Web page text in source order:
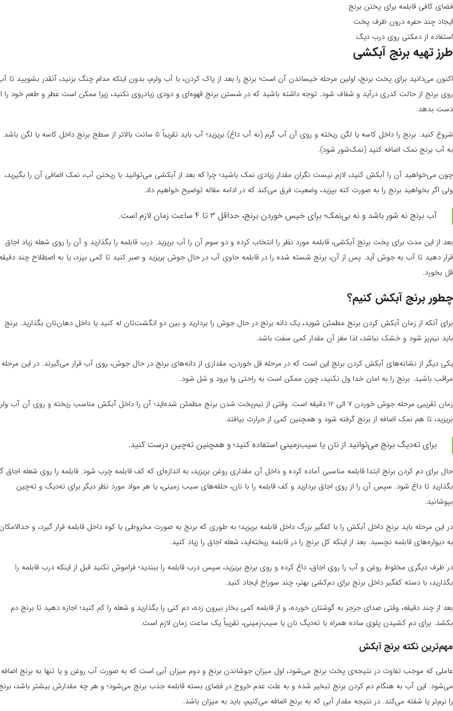
فضای کافی قابلمه برای پختن برنج
ایجاد چند حفره درون ظرف پخت
استفاده از دمکنی روی درب دیگ
طرز تهیه برنج آبکشی
اکنون می‌دانید برای پخت برنج، اولین مرحله خیساندن آن است؛ برنج را بعد از پاک کردن، با آب ولرم، بدون اینکه مدام چنگ بزنید، آنقدر بشویید تا
روی برنج از حالت کدری درآید و شفاف شود. توجه داشته باشید که در شستن برنج قهوه‌ای و دودی زیادروی نکنید، زیرا ممکن است عطر و طعم خود را
دست بدهد.
شروع کنید: برنج را داخل کاسه یا لگن ریخته و روی آن آب گرم (نه آب داغ) بریزید؛ آب باید تقریباً 5 سانت بالاتر از سطح برنج داخل کاسه یا لگن باشد.
به آب برنج نمک اضافه کنید (نمک‌شور شود).
چون می‌خواهید آن را آبکش کنید، لازم نیست نگران مقدار زیادی نمک باشید؛ چرا که بعد از آبکشی می‌توانید با ریختن آب، نمک اضافی آن را بگیرید،
ولی اگر بخواهید برنج را به صورت کته بپزید، وضعیت فرق می‌کند که در ادامه مقاله توضیح خواهیم داد.
آب برنج نه شور باشد و نه بی‌نمک؛ برای خیس خوردن برنج، حداقل 3 تا 4 ساعت زمان لازم است.
بعد از این مدت برای پخت برنج آبکشی، قابلمه مورد نظر را انتخاب کرده و دو سوم آن را آب بریزید. درب قابلمه را بگذارید و آن را روی شعله زیاد اجاق
قرار دهید تا آب به جوش آید. پس از آن، برنج شسته شده را در قابلمه حاوی آب در حال جوش بریزید و صبر کنید تا کمی بپزد، یا به اصطلاح چند
قل بخورد.
چطور برنج آبکش کنیم؟
برای آنکه از زمان آبکش کردن برنج مطمئن شوید، یک دانه برنج در حال جوش را بردارید و بین دو انگشت‌تان له کنید یا داخل دهان‌تان بگذارید. برنج
باید نیم‌پز شود و خشک نباشد، لذا مغز آن مقدار کمی سفت باشد.
یکی دیگر از نشانه‌های آبکش کردن برنج این است که در مرحله قل خوردن، مقداری از دانه‌های برنج در حال جوش، روی آب قرار می‌گیرند. در این مرحله
مراقب باشید. برنج را به امان خدا ول نکنید، چون ممکن است به راحتی وا برود و شل شود.
زمان تقریبی مرحله جوش خوردن 7 الی 12 دقیقه است. وقتی از نیم‌پخت شدن برنج مطمئن شده‌اید؛ آن را داخل آبکش مناسب ریخته و روی آن آب
بریزید، تا هم نمک اضافه از برنج گرفته شود و همچنین کمی از حرارت بیافتد.
برای ته‌دیگ ‌برنج می‌توانید از نان یا سیب‌زمینی استفاده کنید؛ و همچنین ته‌چین درست کنید.
حال برای دم کردن برنج ابتدا قابلمه مناسبی آماده کرده و داخل آن مقداری روغن بریزید، به اندازه‌ای که کف قابلمه چرب شود. قابلمه را روی شعله اجاق
بگذارید تا داغ شود. سپس آن را از روی اجاق بردارید و کف قابلمه را با نان، حلقه‌های سیب زمینی، یا هر مواد مورد نظر دیگر برای ته‌دیگ و ته‌چین
بپوشانید.
در این مرحله باید برنج داخل آبکش را با کفگیر بزرگ داخل قابلمه بریزید؛ به طوری که برنج به صورت مخروطی یا کوه داخل قابلمه قرار گیرد، و
به دیواره‌های قابلمه نچسبد. بعد از اینکه کل برنج را در قابلمه ریخته‌اید، شعله اجاق را زیاد کنید.
در ظرف دیگری مخلوط روغن و آب را روی اجاق، داغ کرده و روی برنج بریزید، سپس درب قابلمه را ببندید؛ فراموش نکنید قبل از اینکه درب قابلمه را
بگذارید، با دسته کفگیر داخل برنج برای دم‌کشی بهتر، چند سوراخ ایجاد کنید.
بعد از چند دقیقه، وقتی صدای جزجز به گوشتان خورده، و از قابلمه کمی بخار بیرون زده، دم کنی را بگذارید و شعله را کم کنید؛ اجازه دهید تا برنج دم
بکشد. برای دم کشیدن پلوی ساده همراه با ته‌دیگ نان یا سیب‌زمینی، تقریباً یک ساعت زمان لازم است.
مهم‌ترین نکته برنج آبکش
عاملی که موجب تفاوت در نتیجه‌ی پخت برنج می‌شود، اول میزان جوشاندن برنج و دوم میزان آبی است که به صورت آب روغن و یا تنها به برنج اضافه
می‌شود. این آب به هنگام دم کردن برنج تبخیر شده و به علت عدم خروج در فضای بسته قابلمه جذب برنج می‌شود؛ و هر چه مقدارش بیشتر باشد،
را نرم‌تر یا شفته می‌کند. در نتیجه مقدار آبی که به برنج اضافه می‌کنیم، باید به میزان باشد.